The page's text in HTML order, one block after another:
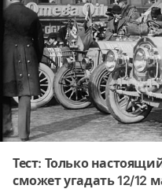
это и автомобильный
названия моделей
забавно звучат в разных
Тест: Только